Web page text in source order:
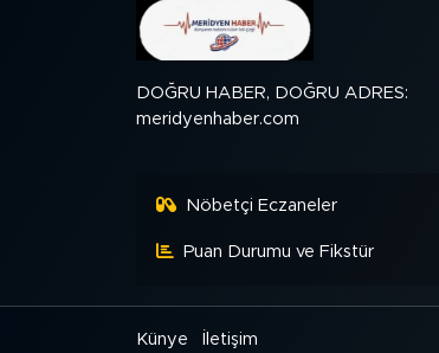
DOĞRU HABER, DOĞRU ADRES:
meridyenhaber.com
Nöbetçi Eczaneler
Puan Durumu ve Fikstür
Künye İletişim
TARİHTEN GÜNÜMÜZE